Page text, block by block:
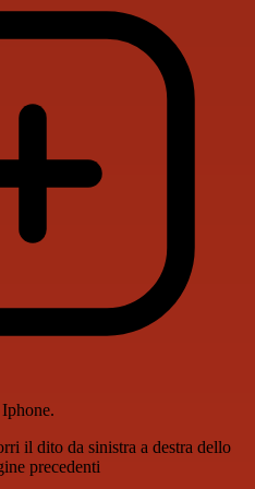
il dito da sinistra a destra dello
precedenti